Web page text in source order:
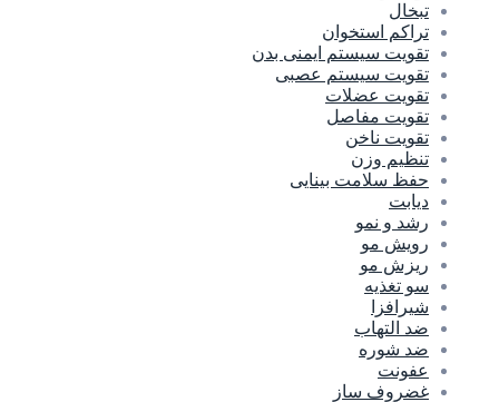
تبخال
تراکم استخوان
تقویت سیستم ایمنی بدن
تقویت سیستم عصبی
تقویت عضلات
تقویت مفاصل
تقویت ناخن
تنظیم وزن
حفظ سلامت بینایی
دیابت
رشد و نمو
رویش مو
ریزش مو
سو تغذیه
شیرافزا
ضد التهاب
ضد شوره
عفونت
غضروف ساز